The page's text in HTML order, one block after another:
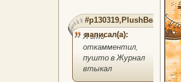
#p130319,PlushBear
написал(а):
Я это
откамментил,
пушто в Журнал
втыкал